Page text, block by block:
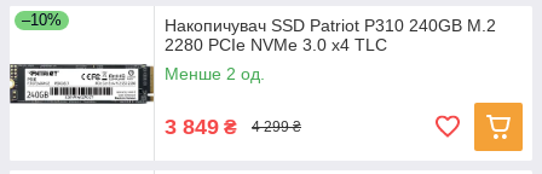
–10%
Накопичувач SSD Patriot P310 240GB M.2
2280 PCIe NVMe 3.0 x4 TLC
Менше 2 од.
3 849 ₴ 4 299 ₴